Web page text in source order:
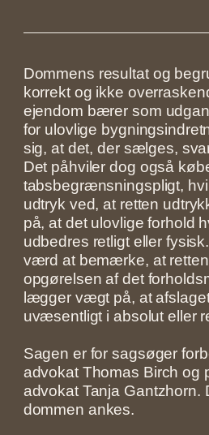
Dommens resultat og
korrekt og ikke
ejendom bærer som
for ulovlige
sig, at det, der sælges,
Det påhviler dog også
tabsbegrænsningspligt,
udtryk ved, at retten
på, at det ulovlige forhold
udbedres retligt eller
værd at bemærke, at retten
opgørelsen af det
lægger vægt på, at
uvæsentligt i absolut eller
Sagen er for sagsøger
advokat Thomas Birch og
advokat Tanja Gantzhorn.
dommen ankes.